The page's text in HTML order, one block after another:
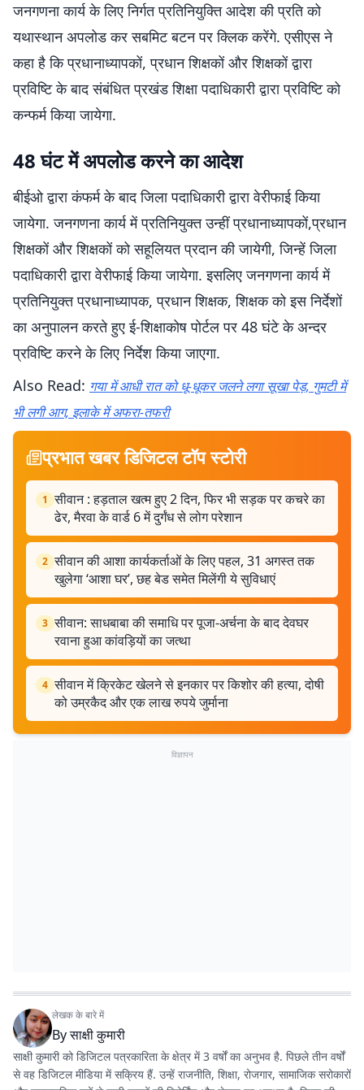
जनगणना कार्य के लिए निर्गत प्रतिनियुक्ति आदेश की प्रति को
यथास्थान अपलोड कर सबमिट बटन पर क्लिक करेंगे. एसीएस ने
कहा है कि प्रधानाध्यापकों, प्रधान शिक्षकों और शिक्षकों द्वारा
प्रविष्टि के बाद संबंधित प्रखंड शिक्षा पदाधिकारी द्वारा प्रविष्टि को
कन्फर्म किया जायेगा.
48 घंट में अपलोड करने का आदेश
बीईओ द्वारा कंफर्म के बाद जिला पदाधिकारी द्वारा वेरीफाई किया
जायेगा. जनगणना कार्य में प्रतिनियुक्त उन्हीं प्रधानाध्यापकों,प्रधान
शिक्षकों और शिक्षकों को सहूलियत प्रदान की जायेगी, जिन्हें जिला
पदाधिकारी द्वारा वेरीफाई किया जायेगा. इसलिए जनगणना कार्य में
प्रतिनियुक्त प्रधानाध्यापक, प्रधान शिक्षक, शिक्षक को इस निर्देशों
का अनुपालन करते हुए ई-शिक्षाकोष पोर्टल पर 48 घंटे के अन्दर
प्रविष्टि करने के लिए निर्देश किया जाएगा.
Also Read: गया में आधी रात को धू-धूकर जलने लगा सूखा पेड़, गुमटी में
भी लगी आग, इलाके में अफरा-तफरी
प्रभात खबर डिजिटल टॉप स्टोरी
1 सीवान : हड़ताल खत्म हुए 2 दिन, फिर भी सड़क पर कचरे का
ढेर, मैरवा के वार्ड 6 में दुर्गंध से लोग परेशान
2 सीवान की आशा कार्यकर्ताओं के लिए पहल, 31 अगस्त तक
खुलेगा ‘आशा घर’, छह बेड समेत मिलेंगी ये सुविधाएं
3 सीवान: साधबाबा की समाधि पर पूजा-अर्चना के बाद देवघर
रवाना हुआ कांवड़ियों का जत्था
4 सीवान में क्रिकेट खेलने से इनकार पर किशोर की हत्या, दोषी
को उम्रकैद और एक लाख रुपये जुर्माना
विज्ञापन
लेखक के बारे में
Byसाक्षी कुमारी
साक्षी कुमारी को डिजिटल पत्रकारिता के क्षेत्र में 3 वर्षों का अनुभव है. पिछले तीन वर्षों
से वह डिजिटल मीडिया में सक्रिय हैं. उन्हें राजनीति, शिक्षा, रोजगार, सामाजिक सरोकारों